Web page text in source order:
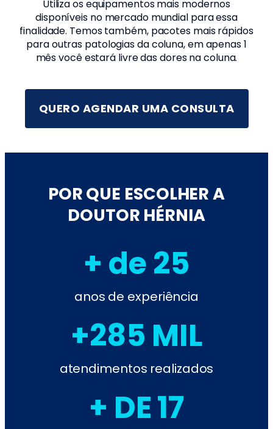
Utiliza os equipamentos mais modernos
disponíveis no mercado mundial para essa
finalidade. Temos também, pacotes mais rápidos
para outras patologias da coluna, em apenas 1
mês você estará livre das dores na coluna.
QUERO AGENDAR UMA CONSULTA
POR QUE ESCOLHER A
DOUTOR HÉRNIA
+ de 25
anos de experiência
+285 MIL
atendimentos realizados
+ DE 17